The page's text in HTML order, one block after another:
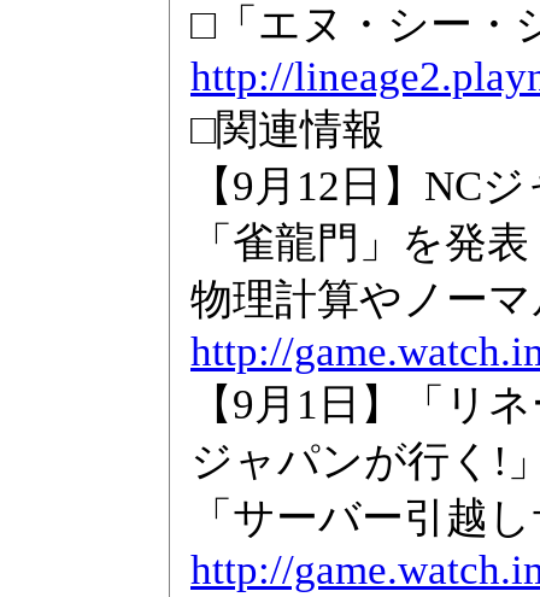
□「エヌ・シー・
http://
□関連情報
【9月12日】NC
「雀龍門」を発表
物理計算やノー
http://
【9月1日】「リ
ジャパンが行く!
「サーバー引越
http://